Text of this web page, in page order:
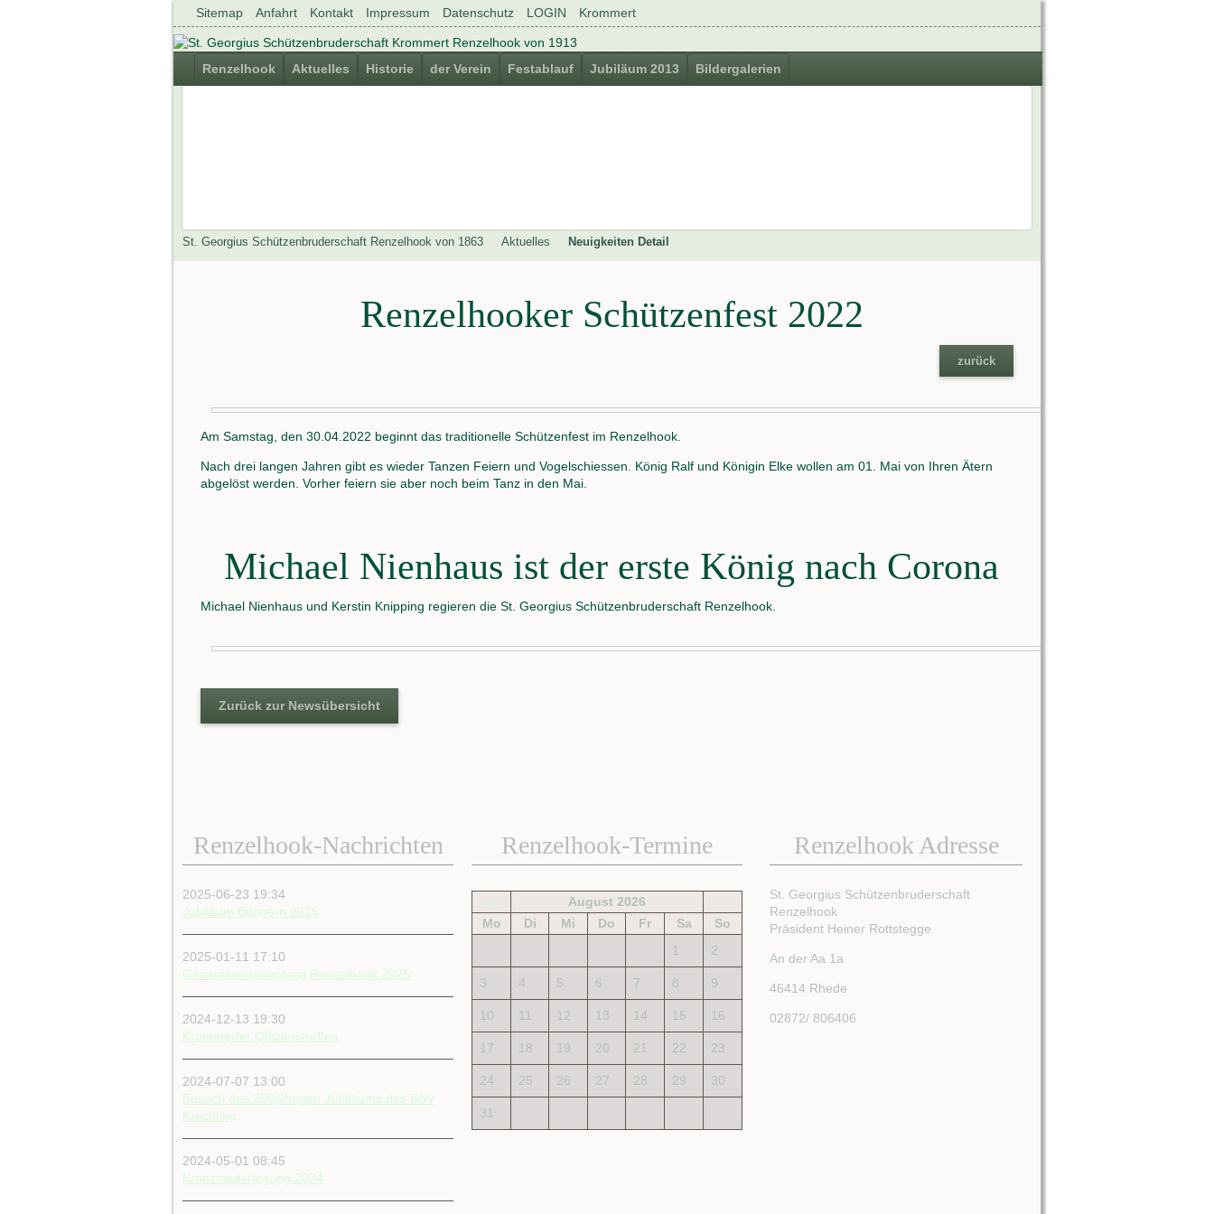
Navigation
überspringen
Sitemap Anfahrt Kontakt Impressum Datenschutz LOGIN Krommert
überspringen
Renzelhook Aktuelles Historie der Verein Festablauf Jubiläum 2013 Bildergalerien
St. Georgius Schützenbruderschaft Renzelhook von 1863 Aktuelles Neuigkeiten Detail
Renzelhooker Schützenfest 2022
zurück
Am Samstag, den 30.04.2022 beginnt das traditionelle Schützenfest im Renzelhook.
Nach drei langen Jahren gibt es wieder Tanzen Feiern und Vogelschiessen. König Ralf und Königin Elke wollen am 01. Mai von Ihren Ätern
abgelöst werden. Vorher feiern sie aber noch beim Tanz in den Mai.
Michael Nienhaus ist der erste König nach Corona
Michael Nienhaus und Kerstin Knipping regieren die St. Georgius Schützenbruderschaft Renzelhook.
Zurück zur Newsübersicht
Renzelhook-Nachrichten
2025-06-23 19:34
Jubiläum Büngern 2025
2025-01-11 17:10
Generalversammlung Renzelhook 2025
2024-12-13 19:30
Krommerter Offizierstreffen
2024-07-07 13:00
Besuch des 250jährigen Jubiläums des BSV
Krechting
2024-05-01 08:45
Kranzniederlegung 2024
Renzelhook-Termine
August 2026
Mo
Di Mi Do Fr Sa
So
1
2
3 4 5 6 7 8 9
10 11 12 13 14 15 16
17 18 19 20 21 22 23
24 25 26 27 28 29 30
31
Renzelhook Adresse
St. Georgius Schützenbruderschaft
Renzelhook
Präsident Heiner Rottstegge
An der Aa 1a
46414 Rhede
02872/ 806406